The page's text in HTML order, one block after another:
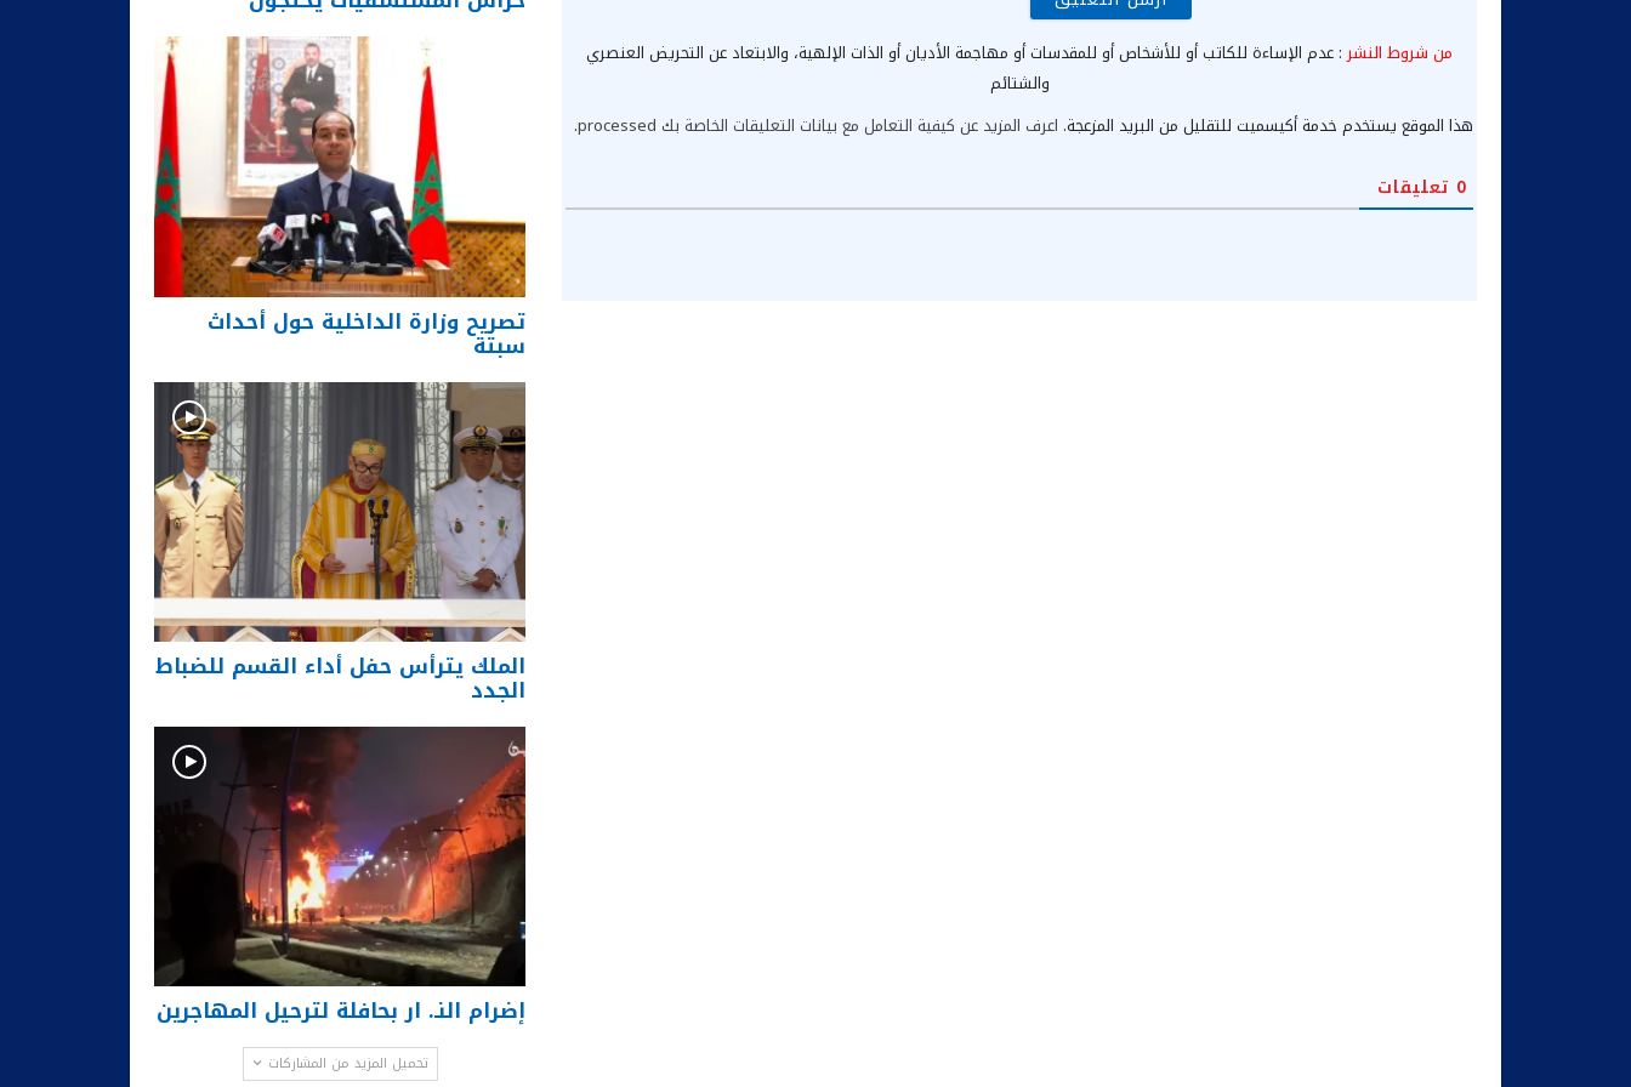
من شروط النشر : عدم الإساءة للكاتب أو للأشخاص أو للمقدسات أو مهاجمة الأديان أو الذات الإلهية، والابتعاد عن التحريض العنصري
والشتائم
هذا الموقع يستخدم خدمة أكيسميت للتقليل من البريد المزعجة. اعرف المزيد عن كيفية التعامل مع بيانات التعليقات الخاصة بك processed .
0 تعليقات
تصريح وزارة الداخلية حول أحداث
سبتة
الملك يترأس حفل أداء القسم للضباط
الجدد
إضرام النـ. ار بحافلة لترحيل المهاجرين
تحميل المزيد من المشاركات